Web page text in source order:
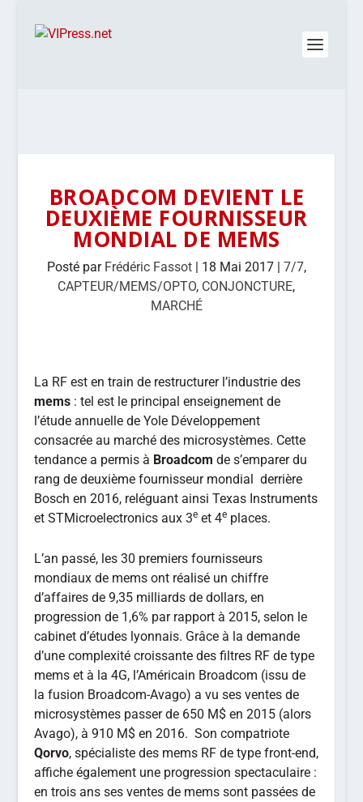
BROADCOM DEVIENT LE
DEUXIÈME FOURNISSEUR
MONDIAL DE MEMS
Posté par Frédéric Fassot| 18 Mai 2017| 7/7,
CAPTEUR/MEMS/OPTO, CONJONCTURE,
MARCHÉ
La RF est en train de restructurer l’industrie des
mems : tel est le principal enseignement de
l’étude annuelle de Yole Développement
consacrée au marché des microsystèmes. Cette
tendance a permis à Broadcom de s’emparer du
rang de deuxième fournisseur mondial derrière
Bosch en 2016, reléguant ainsi Texas Instruments
et STMicroelectronics aux 3e et 4e places.
L’an passé, les 30 premiers fournisseurs
mondiaux de mems ont réalisé un chiffre
d’affaires de 9,35 milliards de dollars, en
progression de 1,6% par rapport à 2015, selon le
cabinet d’études lyonnais. Grâce à la demande
d’une complexité croissante des filtres RF de type
mems et à la 4G, l’Américain Broadcom (issu de
la fusion Broadcom-Avago) a vu ses ventes de
microsystèmes passer de 650 M$ en 2015 (alors
Avago), à 910 M$ en 2016. Son compatriote
Qorvo, spécialiste des mems RF de type front-end,
affiche également une progression spectaculaire :
en trois ans ses ventes de mems sont passées de